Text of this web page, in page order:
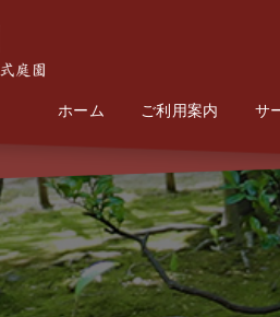
ホーム
Home ご利用案内
Information サ